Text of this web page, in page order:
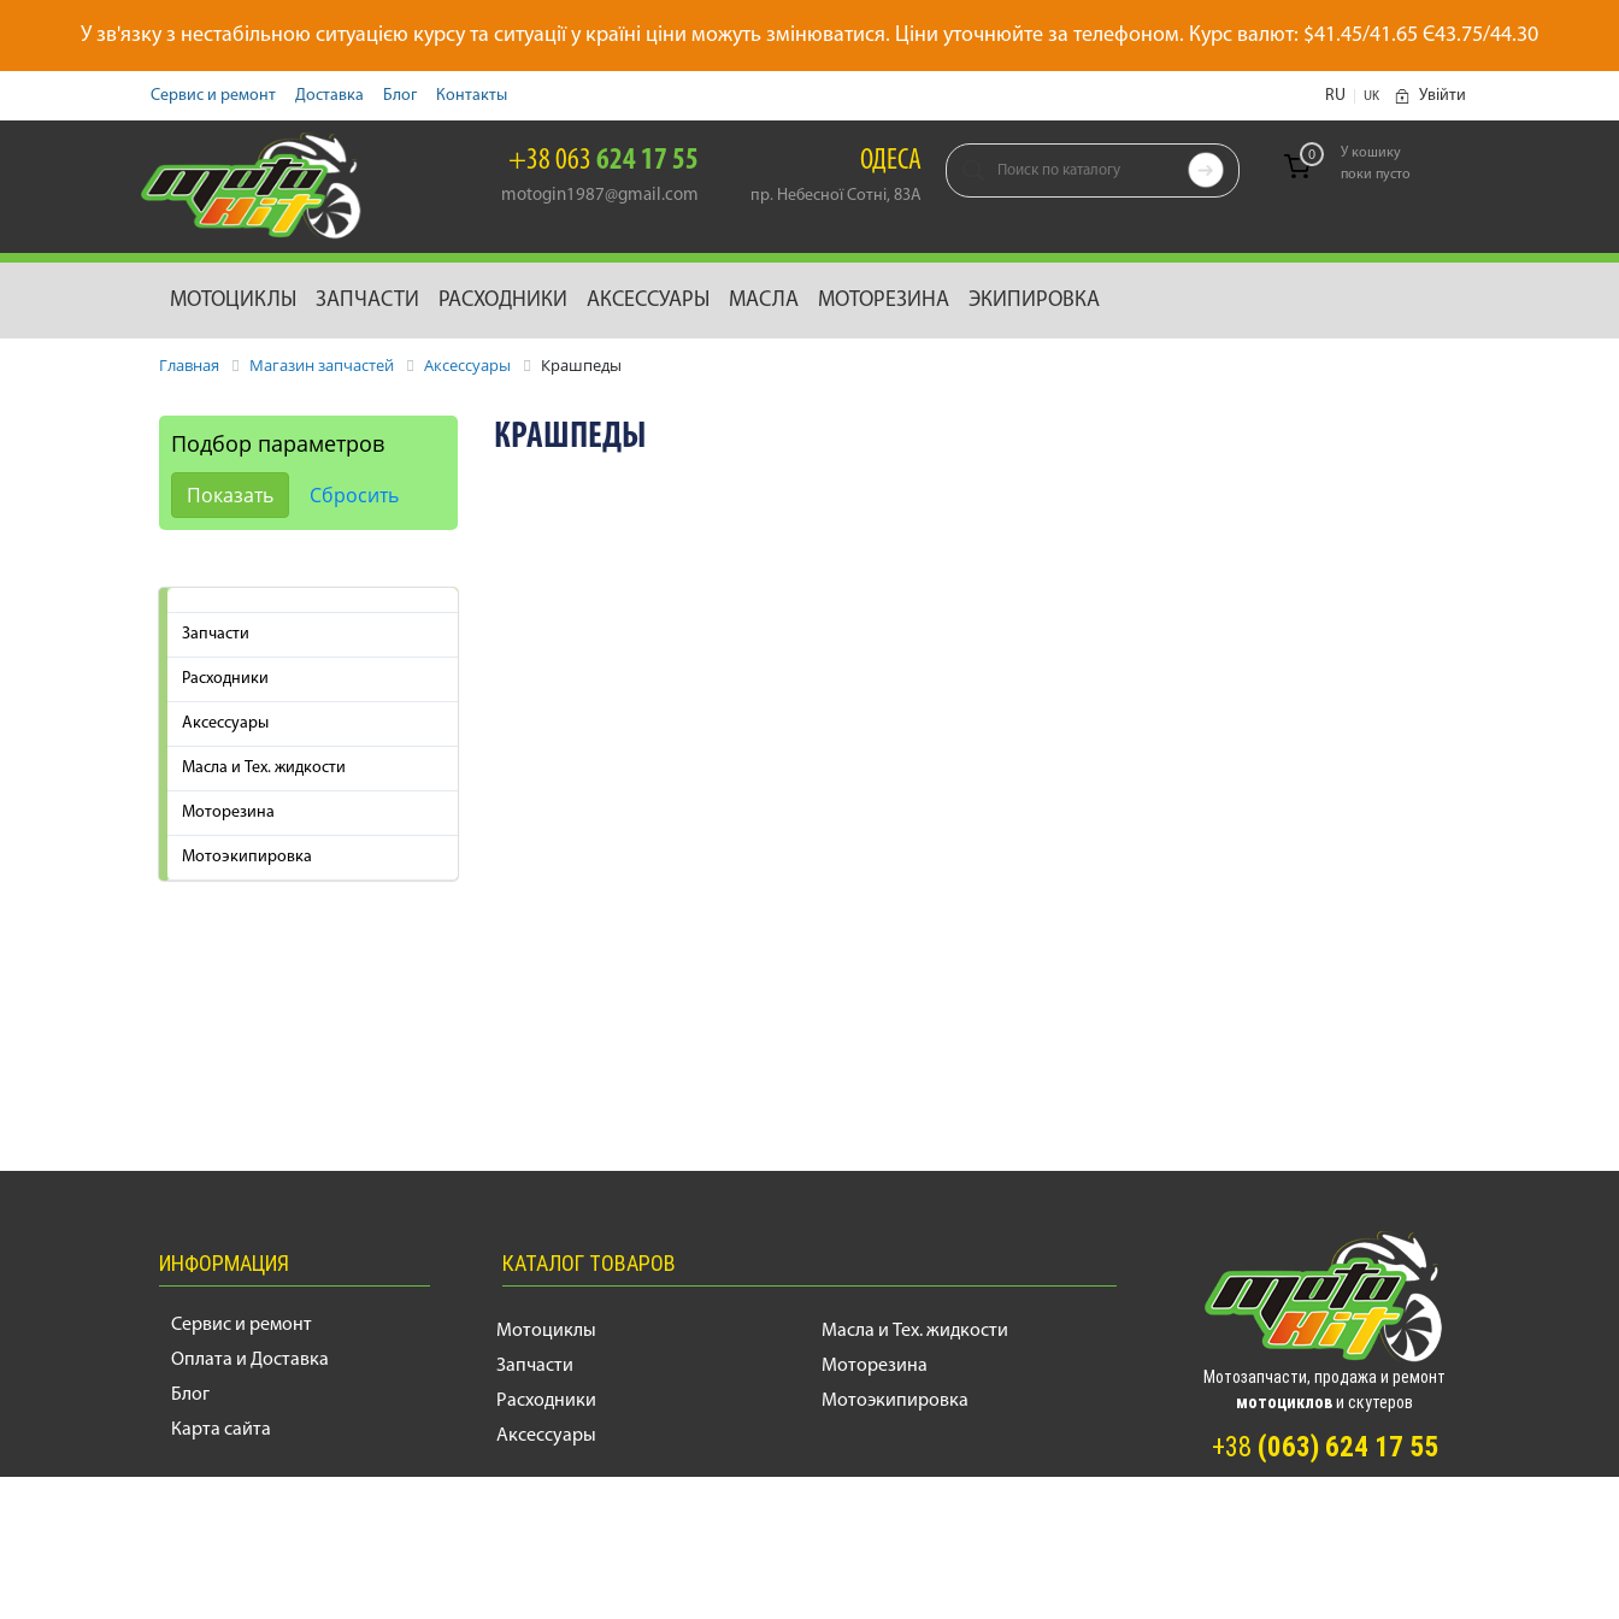
У зв'язку з нестабільною ситуацією курсу та ситуації у країні ціни можуть змінюватися. Ціни уточнюйте за телефоном. Курс валют: $41.45/41.65 Є43.75/44.30
Сервис и ремонт Доставка Блог Контакты RU UK Увійти
+38 063 624 17 55
motogin1987@gmail.com
ОДЕСА
пр. Небесної Сотні, 83А

0
позиций
У кошику
поки пусто
МОТОЦИКЛЫ ЗАПЧАСТИ РАСХОДНИКИ АКСЕССУАРЫ МАСЛА МОТОРЕЗИНА ЭКИПИРОВКА
Главная Магазин запчастей Аксессуары Крашпеды
Подбор параметров
Запчасти
Расходники
Аксессуары
Масла и Тех. жидкости
Моторезина
Мотоэкипировка
КРАШПЕДЫ
ИНФОРМАЦИЯ
Сервис и ремонт
Оплата и Доставка
Блог
Карта сайта
КАТАЛОГ ТОВАРОВ
Мотоциклы
Запчасти
Расходники
Аксессуары
Масла и Тех. жидкости
Моторезина
Мотоэкипировка
Мотозапчасти, продажа и ремонт
мотоциклови скутеров
+38 (063) 624 17 55